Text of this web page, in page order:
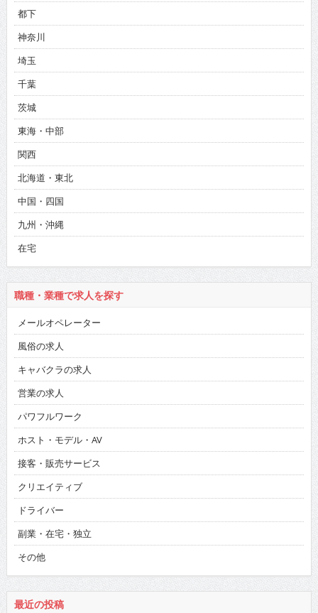
都下
神奈川
埼玉
千葉
茨城
東海・中部
関西
北海道・東北
中国・四国
九州・沖縄
在宅
職種・業種で求人を探す
メールオペレーター
風俗の求人
キャバクラの求人
営業の求人
パワフルワーク
ホスト・モデル・AV
接客・販売サービス
クリエイティブ
ドライバー
副業・在宅・独立
その他
最近の投稿